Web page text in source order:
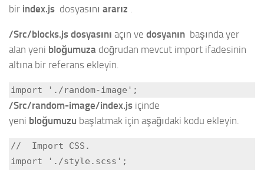
bir index.js dosyasını ararız .
/Src/blocks.js dosyasını açın ve dosyanın başında yer
alan yeni bloğumuza doğrudan mevcut import ifadesinin
altına bir referans ekleyin.
import './random-image';
/Src/random-image/index.js içinde
yeni bloğumuzu başlatmak için aşağıdaki kodu ekleyin.
//  Import CSS.
import './style.scss';